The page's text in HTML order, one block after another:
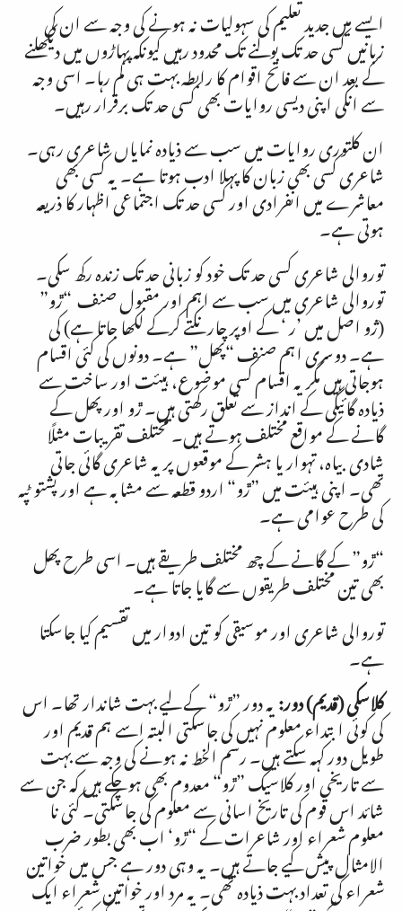
ایسے میں جدید تعلیم کی سہولیات نہ ہونے کی وجہ سے ان کی
زبانیں کسی حد تک بولنے تک محدود رہیں کیونکہ پہاڑوں میں دیکھلنے
کے بعد ان سے فاتح اقوام کا رابطہ بہت ہی کم رہا۔ اسی وجہ
سے انکی اپنی دیسی روایات بھی کسی حد تک برقرار رہیں۔
ان کلتوری روایات میں سب سے ذیادہ نمایاں شاعری رہی۔
شاعری کسی بھی زبان کا پہلا ادب ہوتا ہے۔ یہ کسی بھی
معاشرے میں انفرادی اور کسی حد تک اجتماعی اظہار کا ذریعہ
ہوتی ہے۔
توروالی شاعری کسی حد تک خود کو زبانی حد تک زندہ رکھ سکی۔
توروالی شاعری میں سب سے اہم اور مقبول صنف “ڙو”
(ژو اصل میں ’ر ‘ کے اوپر چار نکتے کرکے لکھا جاتا ہے) کی
ہے۔ دوسری اہم صنف “پھل” ہے۔ دونوں کی کئی اقسام
ہوجاتی ہیں مگر یہ اقسام کسی موضوع، ہیئت اور ساخت سے
ذیادہ گائیگی کے انداز سے تعلق رکھتی ہیں۔ ڙو اور پھل کے
گانے کے مواقع مختلف ہوتے ہیں۔ مختلف تقریبات مثلًا
شادی بیاہ، تہوار یا ہشر کے موقعوں پر یہ شاعری گائی جاتی
تھی۔ اپنی ہیئت میں ”ڙو“ اردو قطعہ سے مشابہ ہے اور پشتو ٹپہ
کی طرح عوامی ہے۔
“ڙو” کے گانے کے چھ مختلف طریقے ہیں۔ اسی طرح پھل
بھی تین مختلف طریقوں سے گایا جاتا ہے۔
توروالی شاعری اور موسیقی کو تین ادوار میں تقسیم کیا جاسکتا
ہے۔
کلاسکی (قدیم) دور:یہ دور ”ڙو“ کے لیے بہت شاندار تھا۔ اس
کی کوئی ابتداء معلوم نہیں کی جاسکتی البتہ اسے ہم قدیم اور
طویل دور کہہ سکتے ہیں۔ رسم الخط نہ ہونے کی وجہ سے بہت
سے تاریخی اور کلاسیک ”ڙو“ معدوم بھی ہوچکے ہیں کہ جن سے
شائد اس قوم کی تاریخ اسانی سے معلوم کی جاسکتی۔ کئی نا
معلوم شعراء اور شاعرات کے “ڙو‘ اب بھی بطور ضرب
الامثال پیش کیے جاتے ہیں۔ یہ وہی دور ہے جس میں خواتین
شعراء کی تعداد بہت ذیادہ تھی۔ یہ مرد اور خواتین شعراء ایک